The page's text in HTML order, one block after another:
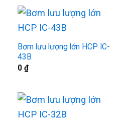
Bơm lưu lượng lớn HCP IC-
43B
0 ₫